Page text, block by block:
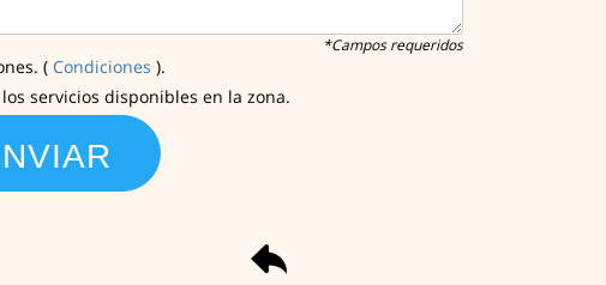
*Campos requeridos
( Condiciones ).
servicios disponibles en la zona.